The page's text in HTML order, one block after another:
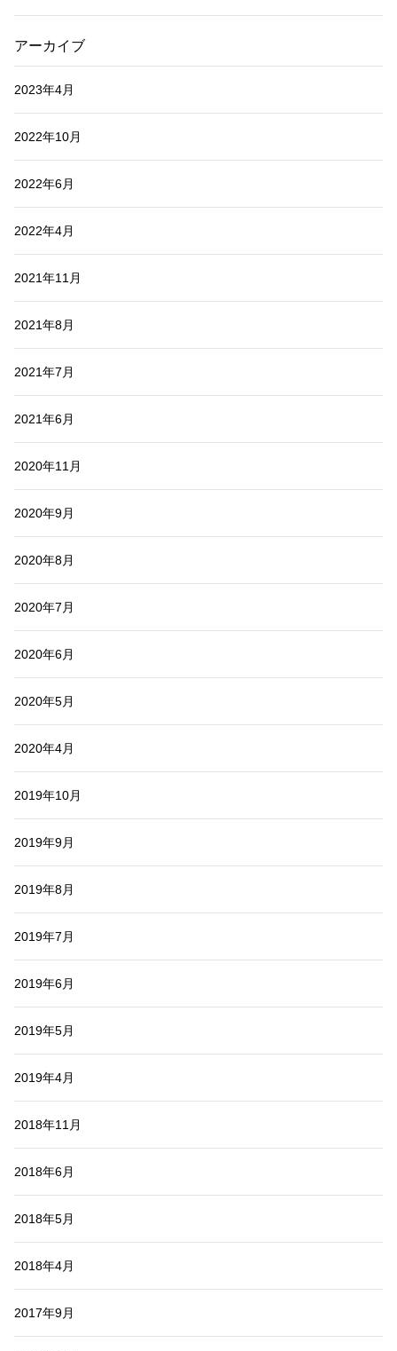
アーカイブ
2023年4月
2022年10月
2022年6月
2022年4月
2021年11月
2021年8月
2021年7月
2021年6月
2020年11月
2020年9月
2020年8月
2020年7月
2020年6月
2020年5月
2020年4月
2019年10月
2019年9月
2019年8月
2019年7月
2019年6月
2019年5月
2019年4月
2018年11月
2018年6月
2018年5月
2018年4月
2017年9月